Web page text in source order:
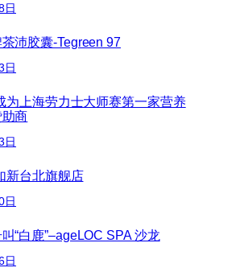
日
沛胶囊-Tegreen 97
日
为上海劳力士大师赛第一家营养
商
日
新台北旗舰店
日
“白鹿”–ageLOC SPA 沙龙
日